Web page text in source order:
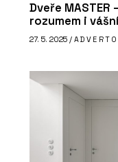
Dveře
rozumem i
27. 5. 2025 /